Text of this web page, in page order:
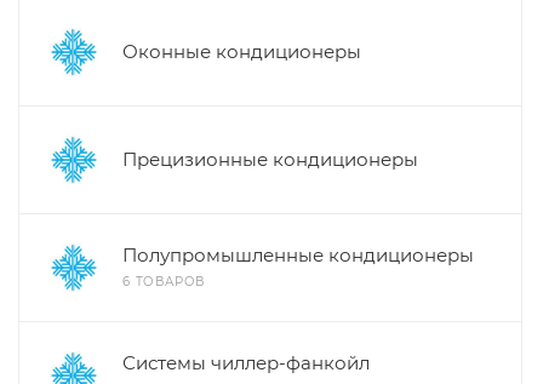
Оконные кондиционеры
Прецизионные кондиционеры
Полупромышленные кондиционеры
6 ТОВАРОВ
Системы чиллер-фанкойл